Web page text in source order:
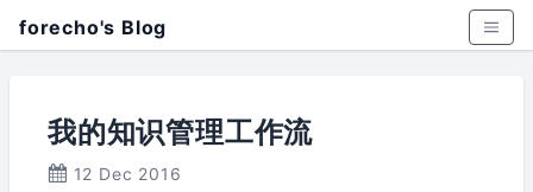
forecho's Blog
我的知识管理工作流
12 Dec 2016